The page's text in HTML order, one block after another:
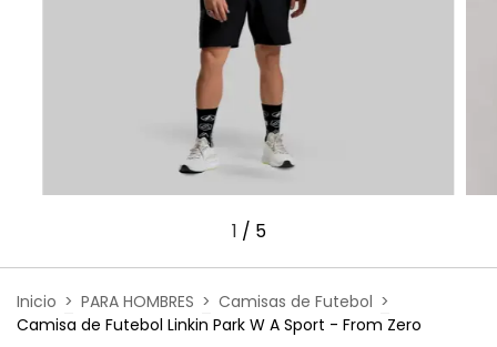
1 / 5
Inicio > PARA HOMBRES > Camisas de Futebol >
Camisa de Futebol Linkin Park W A Sport - From Zero